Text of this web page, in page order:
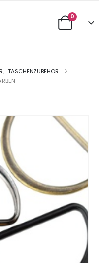
0
, TASCHENZUBEHÖR